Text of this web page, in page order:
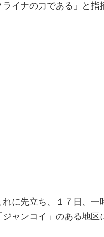
ライナの力である」と指
れに先立ち、１７日、
ジャンコイ」のある地区